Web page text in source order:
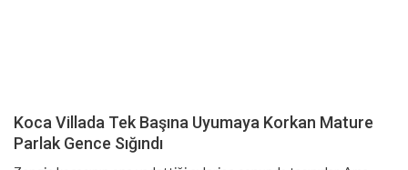
Koca Villada Tek Başına Uyumaya Korkan Mature
Parlak Gence Sığındı